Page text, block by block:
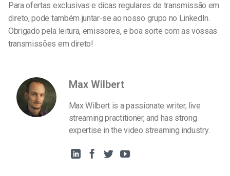
Para ofertas exclusivas e dicas regulares de transmissão em
direto, pode também juntar-se ao nosso grupo no LinkedIn.
Obrigado pela leitura, emissores, e boa sorte com as vossas
transmissões em direto!
Max Wilbert
Max Wilbert is a passionate writer, live
streaming practitioner, and has strong
expertise in the video streaming industry.